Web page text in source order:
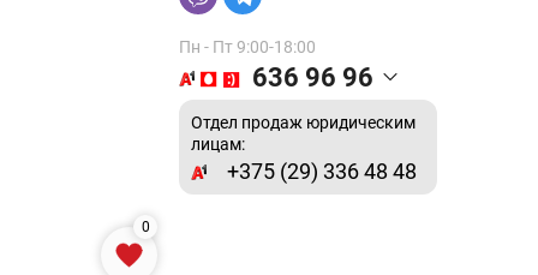
Пн - Пт 9:00-18:00
636 96 96
Отдел продаж юридическим
лицам:
+375 (29) 336 48 48
0